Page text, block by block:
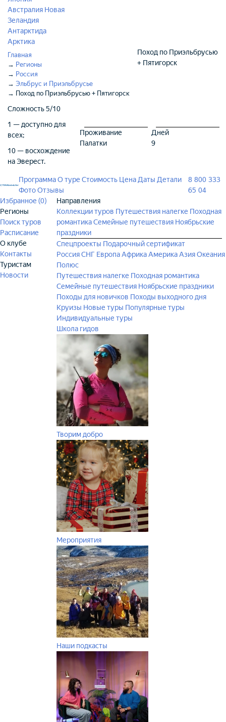
Австралия Новая
Зеландия
Антарктида
Арктика
Главная
→ Регионы
→ Россия
→ Эльбрус и Приэльбрусье
→ Поход по Приэльбрусью + Пятигорск
Поход по Приэльбрусью
+ Пятигорск
Сложность5/10
1 — доступно для
всех;
10 — восхождение
на Эверест.
Проживание
Палатки
Дней
9
Программа О туре Стоимость Цена Даты Детали
Фото Отзывы
8 800 333
65 04
Избранное (0)
Регионы
Поиск туров
Расписание
О клубе
Контакты
Туристам
Новости
Направления
Коллекции туров Путешествия налегке Походная
романтикаСемейные путешествия Ноябрьские
праздники
Спецпроекты Подарочный сертификат
РоссияСНГ ЕвропаАфрикаАмерикаАзияОкеания
Полюс
Путешествия налегке Походная романтика
Семейные путешествия Ноябрьские праздники
Походы для новичков Походы выходного дня
Круизы Новые туры Популярные туры
Индивидуальные туры
Школа гидов
Творим добро
Мероприятия
Наши подкасты